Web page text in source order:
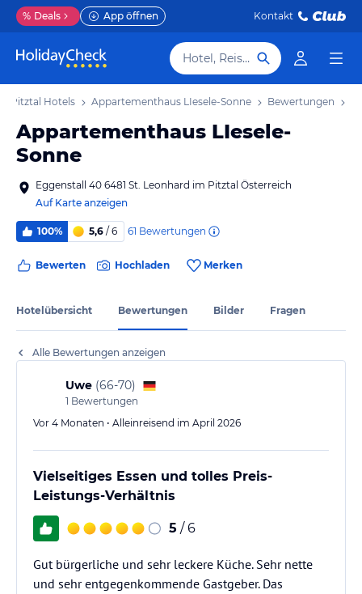
% Deals App öffnen Kontakt
Hotel, Reiseziel
Pitztal Hotels Appartementhaus LIesele-Sonne Bewertungen
Appartementhaus LIesele-
Sonne
Eggenstall 40 6481 St. Leonhard im Pitztal Österreich
Auf Karte anzeigen
100% 5,6 / 6 61 Bewertungen
Bewerten Hochladen Merken
Hotelübersicht Bewertungen Bilder Fragen
Alle Bewertungen anzeigen
Uwe (66-70)
1 Bewertungen
Vor 4 Monaten • Alleinreisend im April 2026
Vielseitiges Essen und tolles Preis-
Leistungs-Verhältnis
5 / 6
Gut bürgerliche und sehr leckere Küche. Sehr nette
und sehr entgegenkommende Gastgeber. Das